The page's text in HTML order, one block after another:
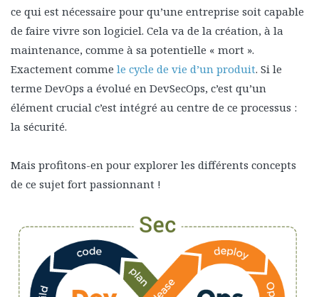
ce qui est nécessaire pour qu’une entreprise soit capable
de faire vivre son logiciel. Cela va de la création, à la
maintenance, comme à sa potentielle « mort ».
Exactement comme le cycle de vie d’un produit. Si le
terme DevOps a évolué en DevSecOps, c’est qu’un
élément crucial c’est intégré au centre de ce processus :
la sécurité.
Mais profitons-en pour explorer les différents concepts
de ce sujet fort passionnant !